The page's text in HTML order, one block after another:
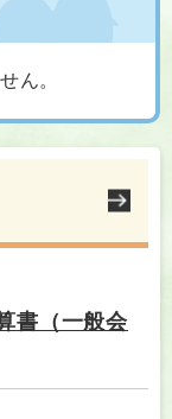
ん。
書（一般会